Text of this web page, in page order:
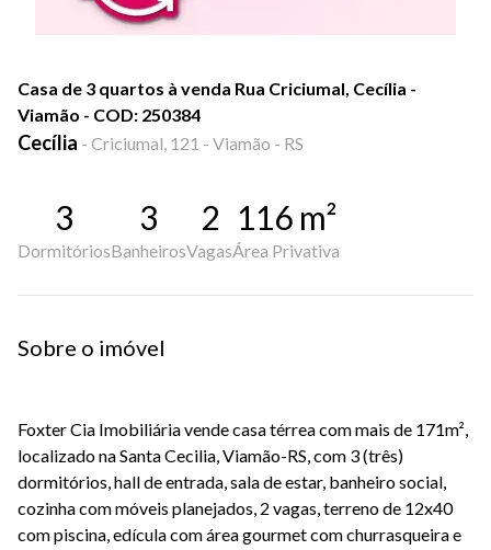
Casa de 3 quartos à venda Rua Criciumal, Cecília -
Viamão - COD: 250384
Cecília - Criciumal, 121 - Viamão - RS
3
Dormitórios
3
Banheiros
2
Vagas
116 m²
Área Privativa
Sobre o imóvel
Foxter Cia Imobiliária vende casa térrea com mais de 171m²,
localizado na Santa Cecilia, Viamão-RS, com 3 (três)
dormitórios, hall de entrada, sala de estar, banheiro social,
cozinha com móveis planejados, 2 vagas, terreno de 12x40
com piscina, edícula com área gourmet com churrasqueira e